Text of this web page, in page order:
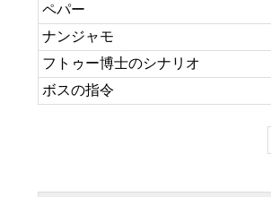
ペパー
ナンジャモ
フトゥー博士のシナリオ
ボスの指令